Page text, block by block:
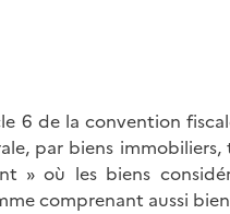
6 de la convention
par biens
où les biens
comprenant aussi